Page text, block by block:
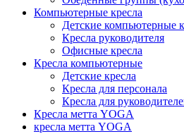
Компьютерные кресла
Детские компьютерные
Кресла руководителя
Офисные кресла
Кресла компьютерные
Детские кресла
Кресла для персонала
Кресла для
Кресла метта YOGA
кресла метта YOGA